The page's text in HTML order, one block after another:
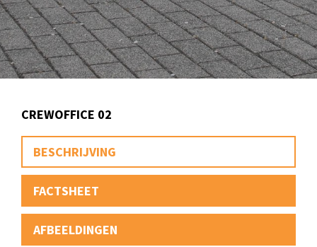
CREWOFFICE 02
BESCHRIJVING
FACTSHEET
AFBEELDINGEN